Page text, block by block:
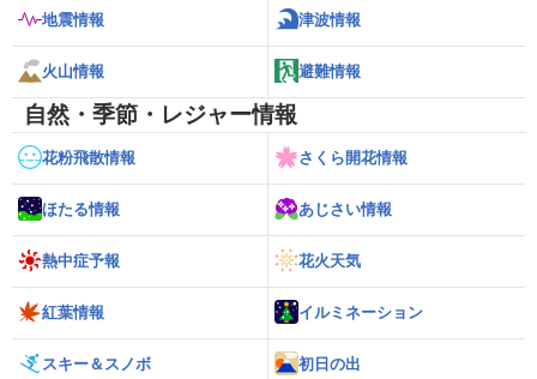
地震情報 津波情報
火山情報 避難情報
自然・季節・レジャー情報
花粉飛散情報 さくら開花情報
ほたる情報 あじさい情報
熱中症予報 花火天気
紅葉情報 イルミネーション
スキー＆スノボ 初日の出